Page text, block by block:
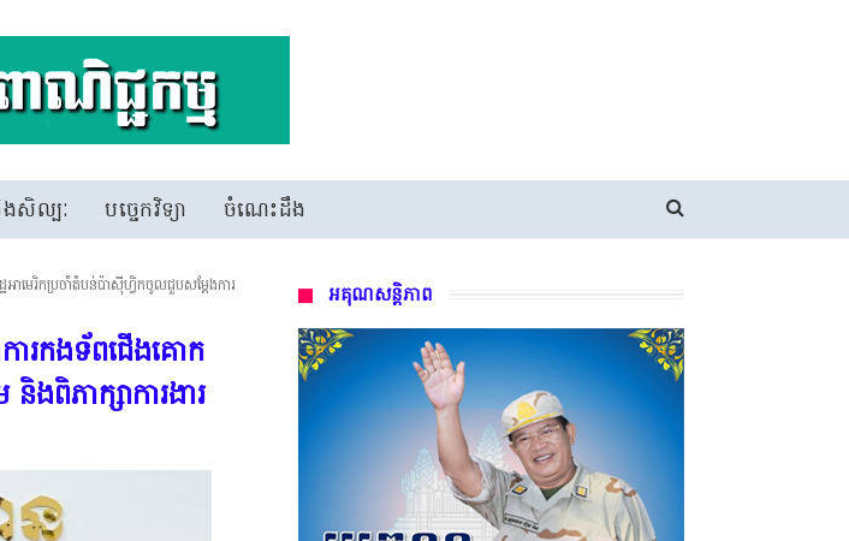
សិល្បៈ បច្ចេកវិទ្យា ចំណេះដឹង
ាមេរិកប្រចាំតំបន់ប៉ាស៊ីហ្វិកចូលជួបសម្តែងការ
ារកងទ័ពជើងគោក
ងពិភាក្សាការងារ
អគុណសន្តិភាព